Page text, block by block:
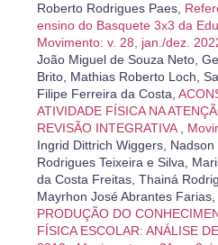
Roberto Rodrigues Paes,
ensino do Basquete 3x3 da
Movimento: v. 28, jan./dez.
João Miguel de Souza Neto,
Brito, Mathias Roberto Loch,
Filipe Ferreira da Costa,
ATIVIDADE FÍSICA NA
REVISÃO INTEGRATIVA
Ingrid Dittrich Wiggers,
Rodrigues Teixeira e Silva,
da Costa Freitas, Thainá
Mayrhon José Abrantes Farias,
PRODUÇÃO DO
FÍSICA ESCOLAR: ANÁLISE